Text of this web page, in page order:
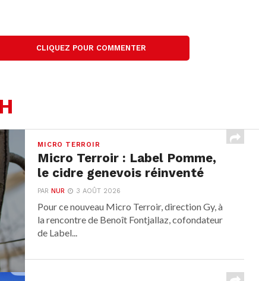
CLIQUEZ POUR COMMENTER
MICRO TERROIR
Micro Terroir : Label Pomme,
le cidre genevois réinventé
PAR NUR 3 AOÛT 2026
Pour ce nouveau Micro Terroir, direction Gy, à
la rencontre de Benoît Fontjallaz, cofondateur
de Label...